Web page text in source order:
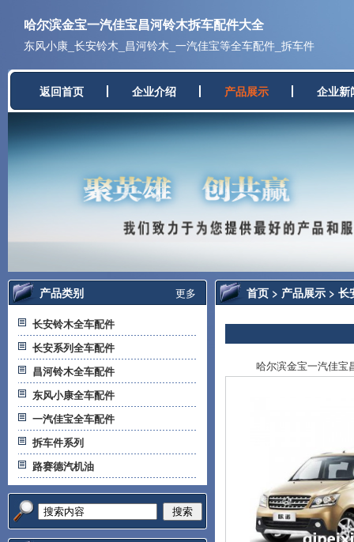
哈尔滨金宝一汽佳宝昌河铃木拆车配件大全
东风小康_长安铃木_昌河铃木_一汽佳宝等全车配件_拆车件
返回首页 企业介绍 产品展示 企业新
更多
产品类别
长安铃木全车配件
长安系列全车配件
昌河铃木全车配件
东风小康全车配件
一汽佳宝全车配件
拆车件系列
路赛德汽机油
搜索
首页 > 产品展示 > 长
哈尔滨金宝一汽佳宝